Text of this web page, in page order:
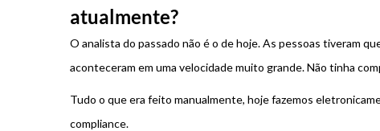
atualmente?
O analista do passado não é o de hoje. As pessoas tiveram
aconteceram em uma velocidade muito grande. Não tinha
Tudo o que era feito manualmente, hoje fazemos
compliance.